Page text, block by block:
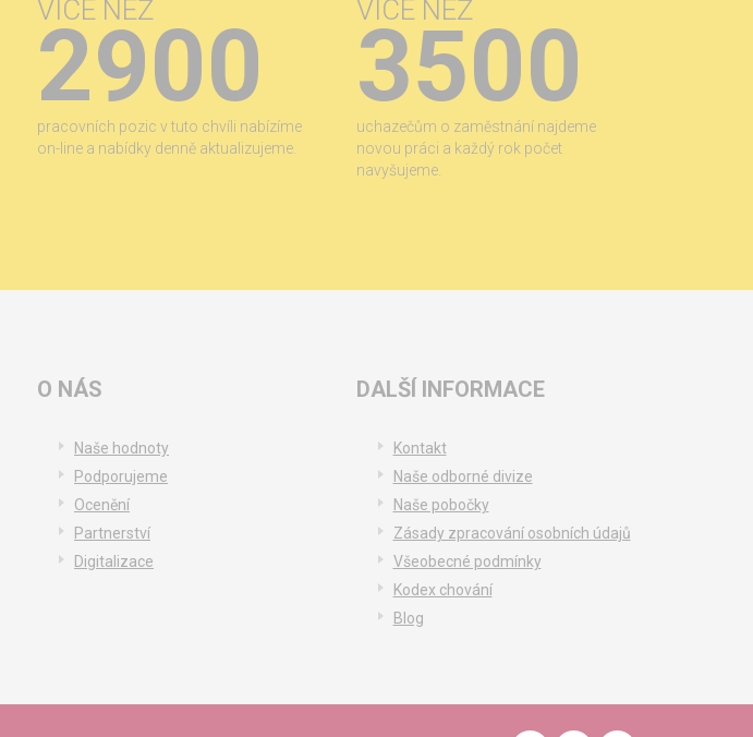
VÍCE NEŽ
2900
pracovních pozic v tuto chvíli nabízíme
on-line a nabídky denně aktualizujeme.
VÍCE NEŽ
3500
uchazečům o zaměstnání najdeme
novou práci a každý rok počet
navyšujeme.
O NÁS
Naše hodnoty
Podporujeme
Ocenění
Partnerství
Digitalizace
DALŠÍ INFORMACE
Kontakt
Naše odborné divize
Naše pobočky
Zásady zpracování osobních údajů
Všeobecné podmínky
Kodex chování
Blog